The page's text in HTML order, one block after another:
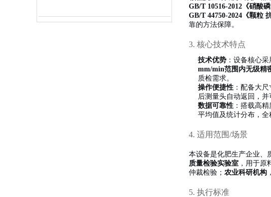
GB/T 10516-2012《硝酸
GB/T 44750-2024《颗粒
靠的方法保障。
3. 核心技术特点
技术优势 ：设备核心
mm/min范围内无级精
质检需求。
操作便捷性 ：配备大尺
后测量头自动返回，
数据可靠性 ：搭载高
平均值及统计分布，全
4. 适用范围/场景
本设备是化肥生产企业、
质量检验实验室 ，用于原
仲裁检验； 农业科研机构
5. 执行标准